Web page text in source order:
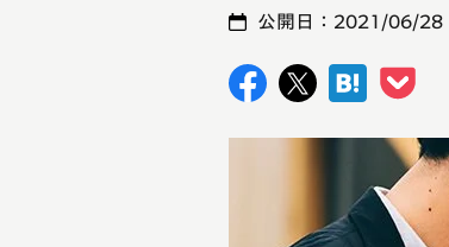
公開日： 2021/06/28